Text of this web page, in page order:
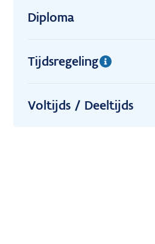
Diploma
Tijdsregeling
Voltijds / Deeltijds